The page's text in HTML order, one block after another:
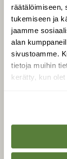
räätälöimiseen,
tukemiseen ja
jaamme
alan
sivustoamme.
tietoja muihin
kerätty, kun